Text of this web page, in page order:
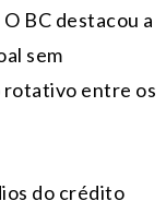
BC destacou a
sem
rotativo entre os
do crédito